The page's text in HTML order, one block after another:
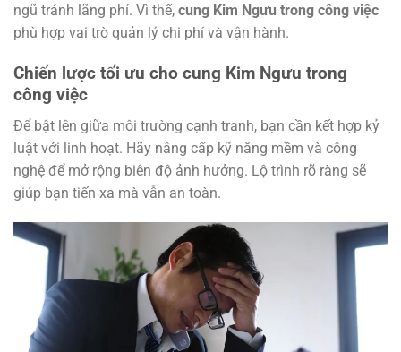
ngũ tránh lãng phí. Vì thế, cung Kim Ngưu trong công việc
phù hợp vai trò quản lý chi phí và vận hành.
Chiến lược tối ưu cho cung Kim Ngưu trong
công việc
Để bật lên giữa môi trường cạnh tranh, bạn cần kết hợp kỷ
luật với linh hoạt. Hãy nâng cấp kỹ năng mềm và công
nghệ để mở rộng biên độ ảnh hưởng. Lộ trình rõ ràng sẽ
giúp bạn tiến xa mà vẫn an toàn.